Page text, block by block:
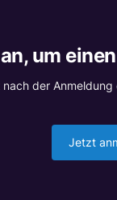
um
nach der
Jetzt